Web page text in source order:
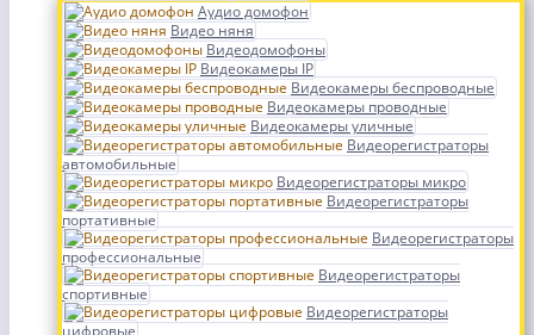
Аудио домофон
Видео няня
Видеодомофоны
Видеокамеры IP
Видеокамеры беспроводные
Видеокамеры проводные
Видеокамеры уличные
Видеорегистраторы
автомобильные
Видеорегистраторы микро
Видеорегистраторы
портативные
Видеорегистраторы
профессиональные
Видеорегистраторы
спортивные
Видеорегистраторы
цифровые